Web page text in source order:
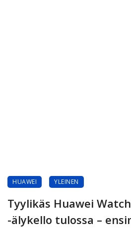
HUAWEI YLEINEN
Tyylikäs Huawei
-älykello tulossa –